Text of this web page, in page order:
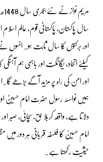
سال پاکستان، پاکستانی قوم، عالم
اور برکتوں کا سال ثابت ہو۔ انہوں
کیلئے اتحاد، یگانگت اور باہمی ہم
اور امن کی راہ پر مزید آگے بڑھے
ہمیں نواسئہ رسول حضرت امام حسینؓ
دلاتا ہے، واقعہ کربلا حق، سچائی،
امام حسینؓ کا فلسفہ قربانی ہر دور میں
حیثیت رکھتا ہے۔